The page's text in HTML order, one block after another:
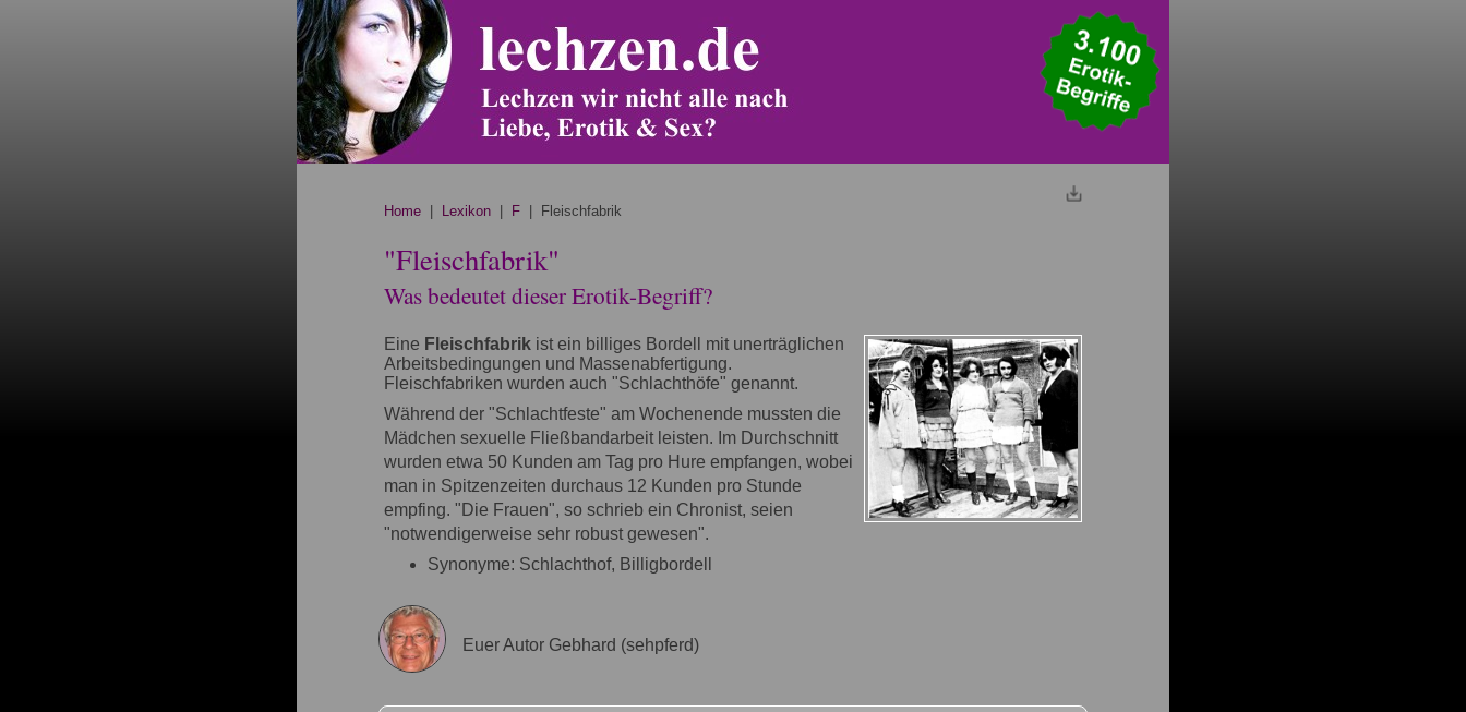
Home Lexikon F | Fleischfabrik
"Fleischfabrik"
Was bedeutet dieser Erotik-Begriff?
Eine Fleischfabrik ist ein billiges Bordell mit unerträglichen
Arbeitsbedingungen und Massenabfertigung.
Fleischfabriken wurden auch "Schlachthöfe" genannt.
Während der "Schlachtfeste" am Wochenende mussten die
Mädchen sexuelle Fließbandarbeit leisten. Im Durchschnitt
wurden etwa 50 Kunden am Tag pro Hure empfangen, wobei
man in Spitzenzeiten durchaus 12 Kunden pro Stunde
empfing. "Die Frauen", so schrieb ein Chronist, seien
"notwendigerweise sehr robust gewesen".
Synonyme: Schlachthof, Billigbordell
Euer Autor Gebhard (sehpferd)